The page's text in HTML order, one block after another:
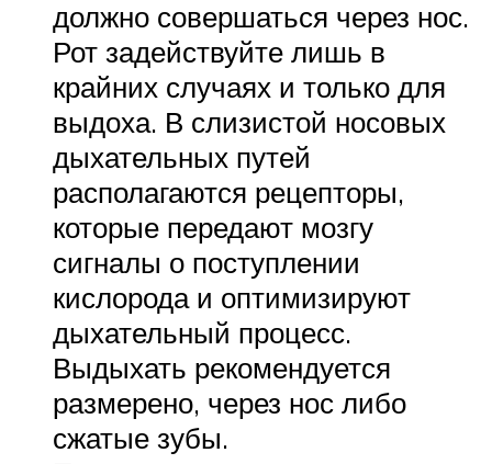
должно совершаться через нос.
Рот задействуйте лишь в
крайних случаях и только для
выдоха. В слизистой носовых
дыхательных путей
располагаются рецепторы,
которые передают мозгу
сигналы о поступлении
кислорода и оптимизируют
дыхательный процесс.
Выдыхать рекомендуется
размерено, через нос либо
сжатые зубы.